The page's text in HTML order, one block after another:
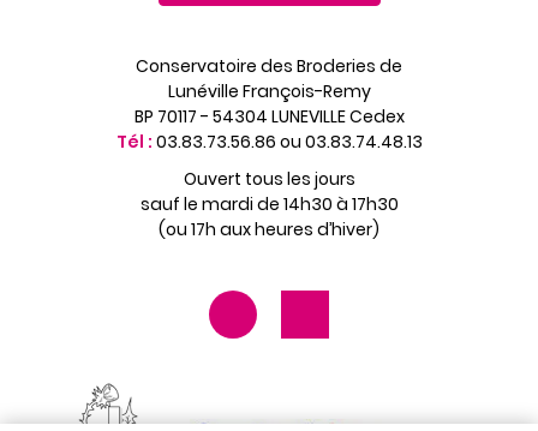
Conservatoire des Broderies de
Lunéville François-Remy
BP 70117 - 54304 LUNEVILLE Cedex
Tél : 03.83.73.56.86 ou 03.83.74.48.13
Ouvert tous les jours
sauf le mardi de 14h30 à 17h30
(ou 17h aux heures d’hiver)